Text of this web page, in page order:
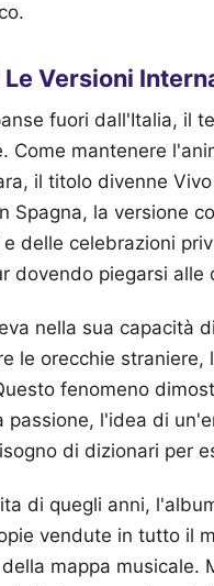
Le Versioni
fuori dall'Italia, il
Come mantenere
il titolo divenne
Spagna, la versione
delle celebrazioni
dovendo piegarsi
nella sua capacità
le orecchie
fenomeno
passione, l'idea di
di dizionari per
di quegli anni,
vendute in tutto il
mappa musicale.